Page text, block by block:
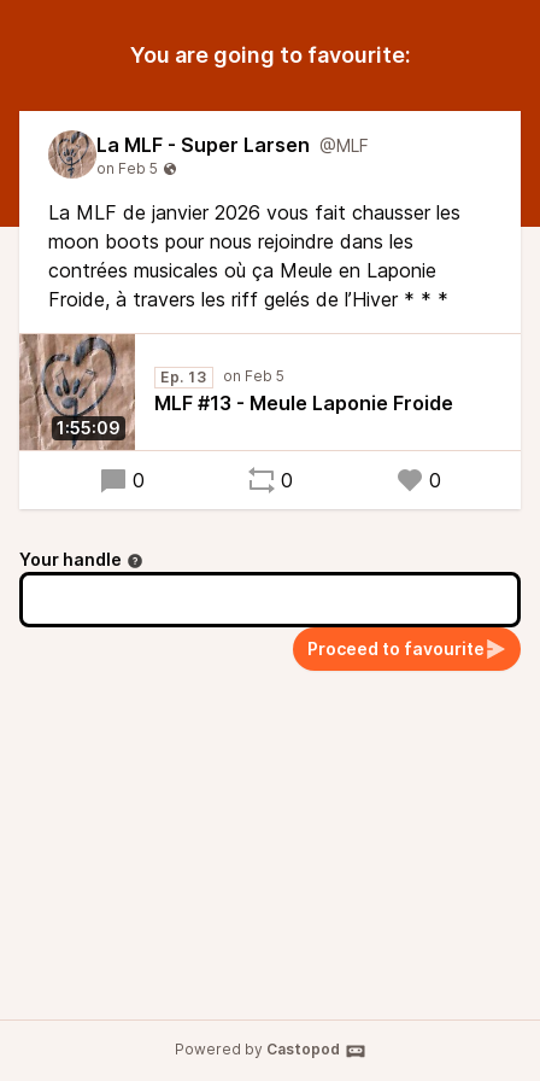
You are going to favourite:
La MLF - Super Larsen @MLF
La MLF de janvier 2026 vous fait chausser les
moon boots pour nous rejoindre dans les
contrées musicales où ça Meule en Laponie
Froide, à travers les riff gelés de l’Hiver * * *
1:55:09
Ep. 13
MLF #13 - Meule Laponie Froide
0 0 0
Your handle
Proceed to favourite
Powered by Castopod